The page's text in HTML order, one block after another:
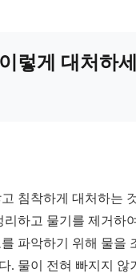
렇게 대처하
침착하게 대처하는
하고 물기를 제거하
파악하기 위해 물을
. 물이 전혀 빠지지 않